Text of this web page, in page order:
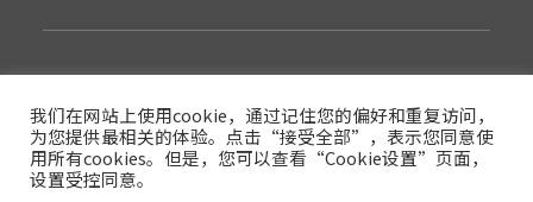
版权© 2022西安眼得乐医疗科技有限公司
陕ICP备17017591号-3
我们在网站上使用cookie，通过记住您的偏好和重复访问，
为您提供最相关的体验。点击“接受全部”，表示您同意使
用所有cookies。但是，您可以查看“Cookie设置”页面，
设置受控同意。